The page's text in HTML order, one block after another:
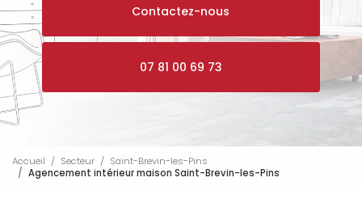
Contactez-nous
07 81 00 69 73
Accueil Secteur
Saint-Brevin-les-Pins
Agencement intérieur maison Saint-Brevin-les-Pins